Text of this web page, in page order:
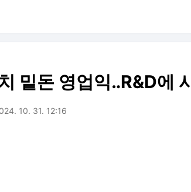
밑돈 영업익‥R&D에
10. 31. 12:16